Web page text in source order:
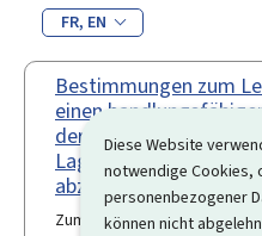
Diese Website
notwendige Cookies,
personenbezogener
können nicht
FR EN
Bestimmungen zum
einen
der dauerhaft
Lage ist, die
abzufassen und zu
Zum letzten Mal aktualisiert